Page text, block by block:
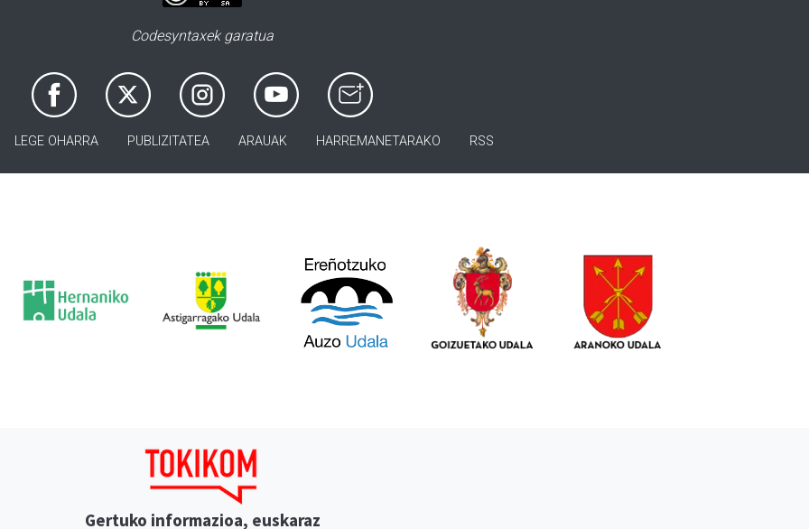
Codesyntaxek garatua
LEGE OHARRA PUBLIZITATEA ARAUAK HARREMANETARAKO RSS
Gertuko informazioa, euskaraz